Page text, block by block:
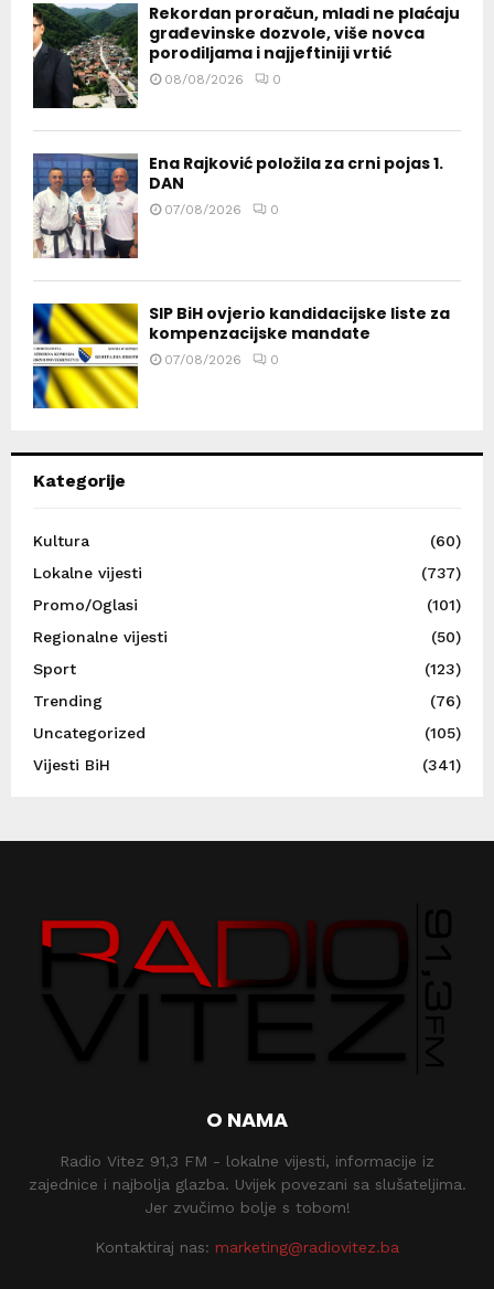
Rekordan proračun, mladi ne plaćaju
građevinske dozvole, više novca
porodiljama i najjeftiniji vrtić
08/08/2026 0
Ena Rajković položila za crni pojas 1.
DAN
07/08/2026 0
SIP BiH ovjerio kandidacijske liste za
kompenzacijske mandate
07/08/2026 0
Kategorije
Kultura
(60)
Lokalne vijesti
(737)
Promo/Oglasi
(101)
Regionalne vijesti
(50)
Sport
(123)
Trending
(76)
Uncategorized
(105)
Vijesti BiH
(341)
O NAMA
Radio Vitez 91,3 FM - lokalne vijesti, informacije iz
zajednice i najbolja glazba. Uvijek povezani sa slušateljima.
Jer zvučimo bolje s tobom!
Kontaktiraj nas: marketing@radiovitez.ba